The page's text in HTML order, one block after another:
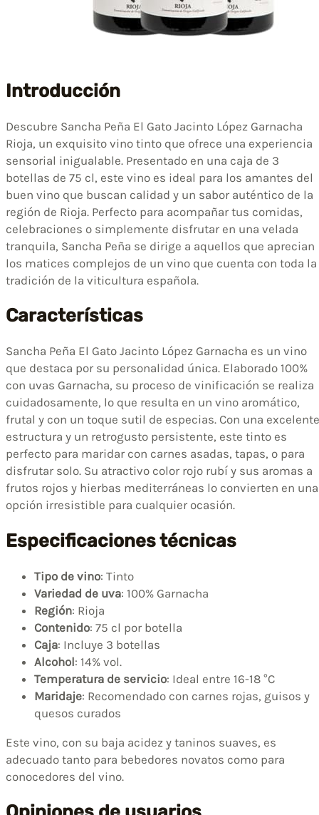
Introducción
Descubre Sancha Peña El Gato Jacinto López Garnacha
Rioja, un exquisito vino tinto que ofrece una experiencia
sensorial inigualable. Presentado en una caja de 3
botellas de 75 cl, este vino es ideal para los amantes del
buen vino que buscan calidad y un sabor auténtico de la
región de Rioja. Perfecto para acompañar tus comidas,
celebraciones o simplemente disfrutar en una velada
tranquila, Sancha Peña se dirige a aquellos que aprecian
los matices complejos de un vino que cuenta con toda la
tradición de la viticultura española.
Características
Sancha Peña El Gato Jacinto López Garnacha es un vino
que destaca por su personalidad única. Elaborado 100%
con uvas Garnacha, su proceso de vinificación se realiza
cuidadosamente, lo que resulta en un vino aromático,
frutal y con un toque sutil de especias. Con una excelente
estructura y un retrogusto persistente, este tinto es
perfecto para maridar con carnes asadas, tapas, o para
disfrutar solo. Su atractivo color rojo rubí y sus aromas a
frutos rojos y hierbas mediterráneas lo convierten en una
opción irresistible para cualquier ocasión.
Especificaciones técnicas
Tipo de vino: Tinto
Variedad de uva: 100% Garnacha
Región: Rioja
Contenido: 75 cl por botella
Caja: Incluye 3 botellas
Alcohol: 14% vol.
Temperatura de servicio: Ideal entre 16-18 °C
Maridaje: Recomendado con carnes rojas, guisos y
quesos curados
Este vino, con su baja acidez y taninos suaves, es
adecuado tanto para bebedores novatos como para
conocedores del vino.